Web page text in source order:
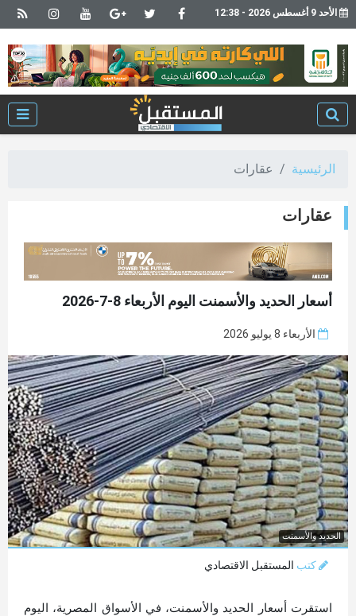
الأحد 9 أغسطس 2026 - 12:38
الرئيسية عقارات
عقارات
أسعار الحديد والأسمنت اليوم الأربعاء 8-7-2026
الأربعاء 8 يوليو 2026
الحديد والأسمنت
كتب المستقبل الاقتصادي
استقرت أسعار الحديد والأسمنت، في الأسواق المصرية، اليوم